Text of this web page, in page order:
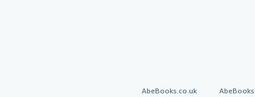
AbeBooks.co.uk